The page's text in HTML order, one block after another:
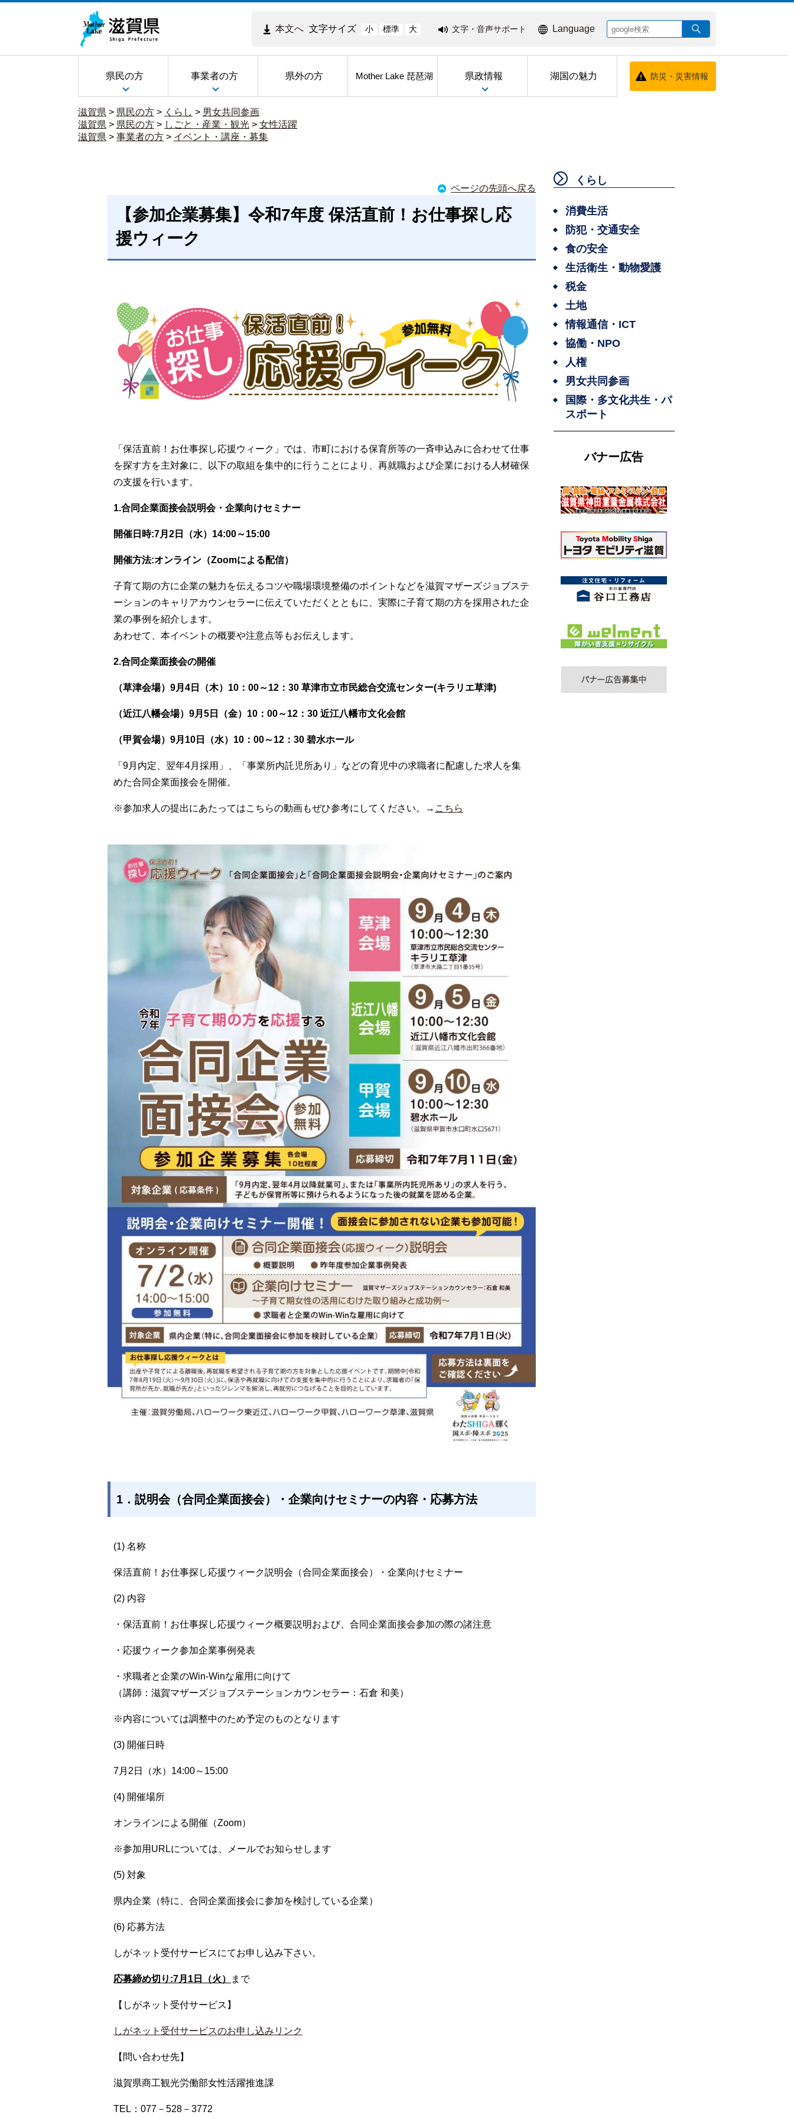
本文へ 文字サイズ 小 標準 大 文字・音声サポート Language
県民の方 事業者の方 県外の方 Mother Lake 琵琶湖 県政情報 湖国の魅力 防災・災害情報
滋賀県 > 県民の方 > くらし > 男女共同参画
滋賀県 > 県民の方 > しごと・産業・観光 > 女性活躍
滋賀県 > 事業者の方 > イベント・講座・募集
ページの先頭へ戻る
【参加企業募集】令和7年度 保活直前！お仕事探し応
援ウィーク
「保活直前！お仕事探し応援ウィーク」では、市町における保育所等の一斉申込みに合わせて仕事
を探す方を主対象に、以下の取組を集中的に行うことにより、再就職および企業における人材確保
の支援を行います。
1.合同企業面接会説明会・企業向けセミナー
開催日時:7月2日（水）14:00～15:00
開催方法:オンライン（Zoomによる配信）
子育て期の方に企業の魅力を伝えるコツや職場環境整備のポイントなどを滋賀マザーズジョブステ
ーションのキャリアカウンセラーに伝えていただくとともに、実際に子育て期の方を採用された企
業の事例を紹介します。
あわせて、本イベントの概要や注意点等もお伝えします。
2.合同企業面接会の開催
（草津会場）9月4日（木）10：00～12：30 草津市立市民総合交流センター(キラリエ草津)
（近江八幡会場）9月5日（金）10：00～12：30 近江八幡市文化会館
（甲賀会場）9月10日（水）10：00～12：30 碧水ホール
「9月内定、翌年4月採用」、「事業所内託児所あり」などの育児中の求職者に配慮した求人を集
めた合同企業面接会を開催。
※参加求人の提出にあたってはこちらの動画もぜひ参考にしてください。→ こちら
1．説明会（合同企業面接会）・企業向けセミナーの内容・応募方法
(1) 名称
保活直前！お仕事探し応援ウィーク説明会（合同企業面接会）・企業向けセミナー
(2) 内容
・保活直前！お仕事探し応援ウィーク概要説明および、合同企業面接会参加の際の諸注意
・応援ウィーク参加企業事例発表
・求職者と企業のWin-Winな雇用に向けて
（講師：滋賀マザーズジョブステーションカウンセラー：石倉 和美）
※内容については調整中のため予定のものとなります
(3) 開催日時
7月2日（水）14:00～15:00
(4) 開催場所
オンラインによる開催（Zoom）
※参加用URLについては、メールでお知らせします
(5) 対象
県内企業（特に、合同企業面接会に参加を検討している企業）
(6) 応募方法
しがネット受付サービスにてお申し込み下さい。
応募締め切り:7月1日（火） まで
【しがネット受付サービス】
しがネット受付サービスのお申し込みリンク
【問い合わせ先】
滋賀県商工観光労働部女性活躍推進課
TEL：077－528－3772
くらし
消費生活
防犯・交通安全
食の安全
生活衛生・動物愛護
税金
土地
情報通信・ICT
協働・NPO
人権
男女共同参画
国際・多文化共生・パ
スポート
バナー広告